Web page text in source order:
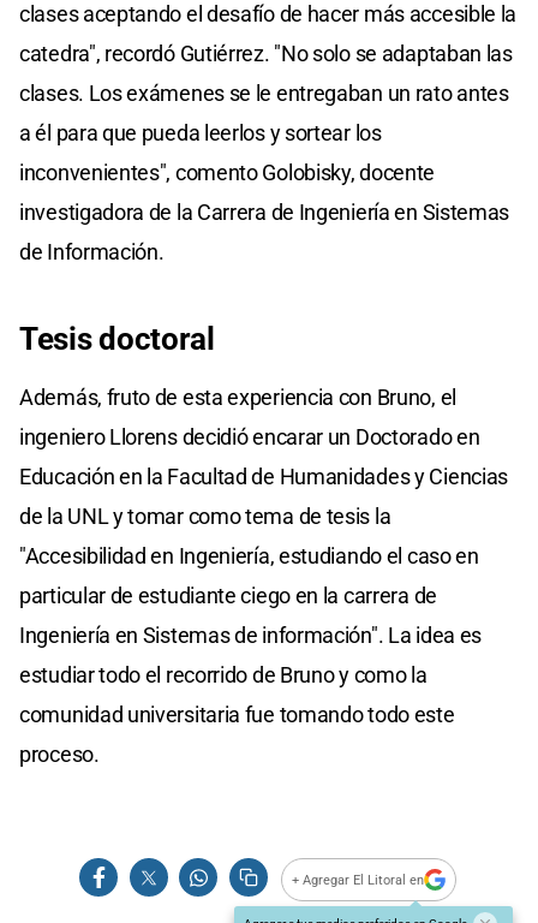
clases aceptando el desafío de hacer más accesible la
catedra", recordó Gutiérrez. "No solo se adaptaban las
clases. Los exámenes se le entregaban un rato antes
a él para que pueda leerlos y sortear los
inconvenientes", comento Golobisky, docente
investigadora de la Carrera de Ingeniería en Sistemas
de Información.
Tesis doctoral
Además, fruto de esta experiencia con Bruno, el
ingeniero Llorens decidió encarar un Doctorado en
Educación en la Facultad de Humanidades y Ciencias
de la UNL y tomar como tema de tesis la
"Accesibilidad en Ingeniería, estudiando el caso en
particular de estudiante ciego en la carrera de
Ingeniería en Sistemas de información". La idea es
estudiar todo el recorrido de Bruno y como la
comunidad universitaria fue tomando todo este
proceso.
+ Agregar El Litoral en